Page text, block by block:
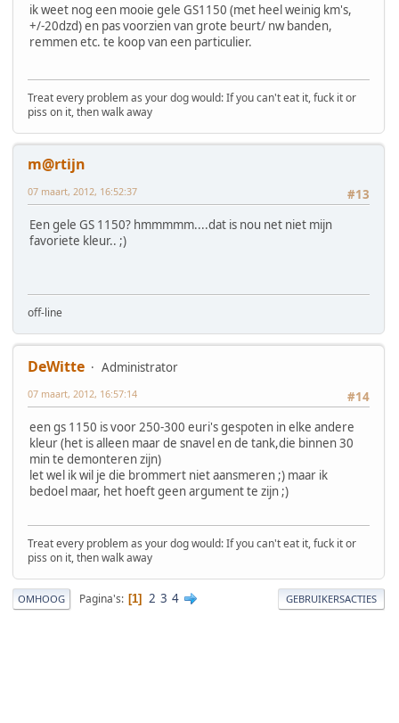
ik weet nog een mooie gele GS1150 (met heel weinig km's,
+/-20dzd) en pas voorzien van grote beurt/ nw banden,
remmen etc. te koop van een particulier.
Treat every problem as your dog would: If you can't eat it, fuck it or
piss on it, then walk away
m@rtijn
#13
07 maart, 2012, 16:52:37
Een gele GS 1150? hmmmmm....dat is nou net niet mijn
favoriete kleur.. ;)
off-line
DeWitte
Administrator
#14
07 maart, 2012, 16:57:14
een gs 1150 is voor 250-300 euri's gespoten in elke andere
kleur (het is alleen maar de snavel en de tank,die binnen 30
min te demonteren zijn)
let wel ik wil je die brommert niet aansmeren ;) maar ik
bedoel maar, het hoeft geen argument te zijn ;)
Treat every problem as your dog would: If you can't eat it, fuck it or
piss on it, then walk away
OMHOOG Pagina's 1 2 3 4 GEBRUIKERSACTIES